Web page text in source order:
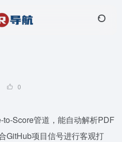
0
Score管道，能自动解析PDF
GitHub项目信号进行客观打